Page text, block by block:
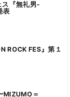
ス『無礼男-
表
ROCK FES』第１
MIZUMO＝